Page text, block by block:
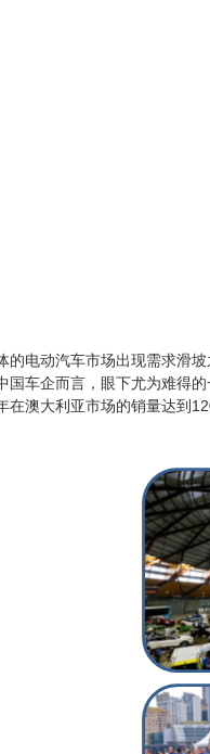
的电动汽车市场出现需求滑
国车企而言，眼下尤为难得
在澳大利亚市场的销量达到